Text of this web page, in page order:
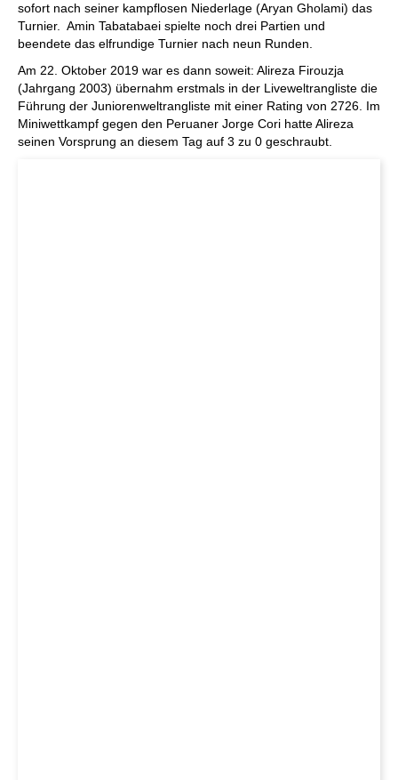
sofort nach seiner kampflosen Niederlage (Aryan Gholami) das
Turnier. Amin Tabatabaei spielte noch drei Partien und
beendete das elfrundige Turnier nach neun Runden.
Am 22. Oktober 2019 war es dann soweit: Alireza Firouzja
(Jahrgang 2003) übernahm erstmals in der Liveweltrangliste die
Führung der Juniorenweltrangliste mit einer Rating von 2726. Im
Miniwettkampf gegen den Peruaner Jorge Cori hatte Alireza
seinen Vorsprung an diesem Tag auf 3 zu 0 geschraubt.